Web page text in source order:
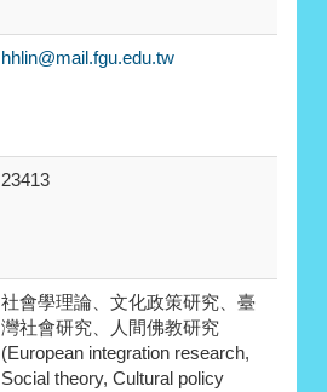
hhlin@mail.fgu.edu.tw
23413
社會學理論、文化政策研究、臺
灣社會研究、人間佛教研究
(European integration research,
Social theory, Cultural policy